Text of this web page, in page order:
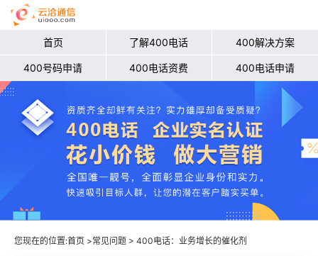
首页 了解400电话 400解决方案
400号码申请 400电话资费 400电话申请
您现在的位置:首页 >常见问题 > 400电话：业务增长的催化剂